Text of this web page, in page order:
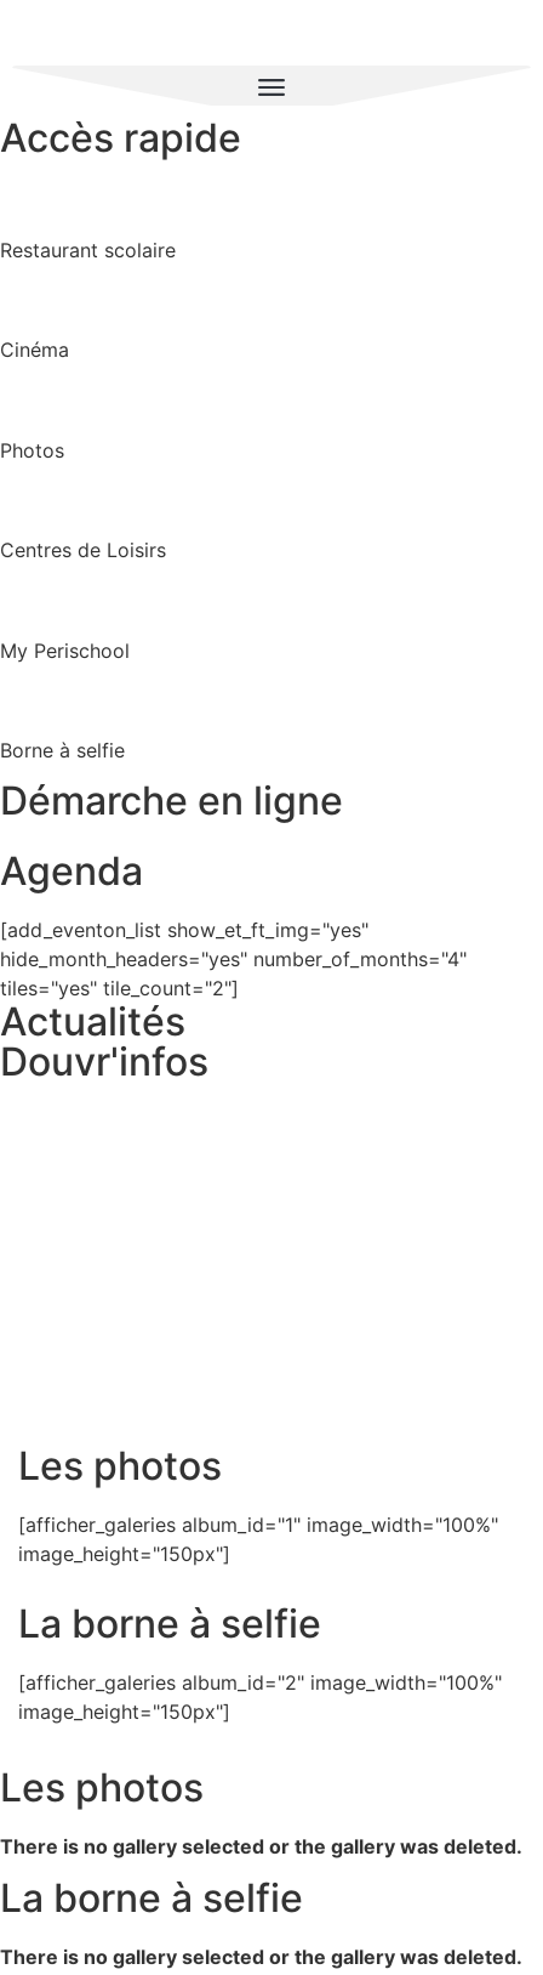
Accès rapide
Restaurant scolaire
Cinéma
Photos
Centres de Loisirs
My Perischool
Borne à selfie
Démarche en ligne
Agenda
[add_eventon_list show_et_ft_img="yes"
hide_month_headers="yes" number_of_months="4"
tiles="yes" tile_count="2"]
Actualités
Douvr'infos
Les photos
[afficher_galeries album_id="1" image_width="100%"
image_height="150px"]
La borne à selfie
[afficher_galeries album_id="2" image_width="100%"
image_height="150px"]
Les photos
There is no gallery selected or the gallery was deleted.
La borne à selfie
There is no gallery selected or the gallery was deleted.